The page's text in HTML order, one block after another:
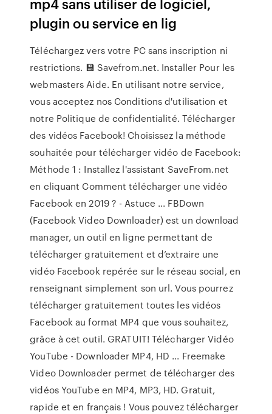
plugin ou service en lig
Téléchargez vers votre PC sans inscription ni
restrictions. 💾 Savefrom.net. Installer Pour les
webmasters Aide. En utilisant notre service,
vous acceptez nos Conditions d'utilisation et
notre Politique de confidentialité. Télécharger
des vidéos Facebook! Choisissez la méthode
souhaitée pour télécharger vidéo de Facebook:
Méthode 1 : Installez l'assistant SaveFrom.net
en cliquant Comment télécharger une vidéo
Facebook en 2019 ? - Astuce ... FBDown
(Facebook Video Downloader) est un download
manager, un outil en ligne permettant de
télécharger gratuitement et d’extraire une
vidéo Facebook repérée sur le réseau social, en
renseignant simplement son url. Vous pourrez
télécharger gratuitement toutes les vidéos
Facebook au format MP4 que vous souhaitez,
grâce à cet outil. GRATUIT! Télécharger Vidéo
YouTube - Downloader MP4, HD ... Freemake
Video Downloader permet de télécharger des
vidéos YouTube en MP4, MP3, HD. Gratuit,
rapide et en français ! Vous pouvez télécharger